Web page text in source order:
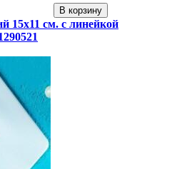
В корзину
15х11 см. с линейкой